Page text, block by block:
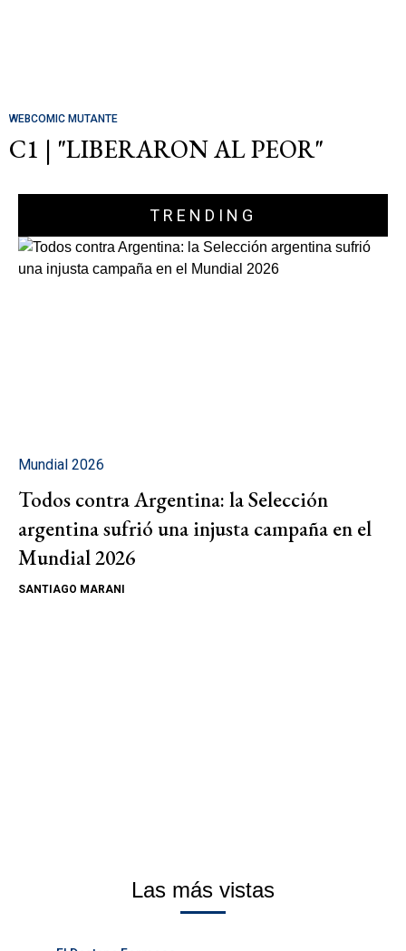
WEBCOMIC MUTANTE
C1 | "LIBERARON AL PEOR"
TRENDING
Mundial 2026
Todos contra Argentina: la Selección
argentina sufrió una injusta campaña en el
Mundial 2026
SANTIAGO MARANI
Las más vistas